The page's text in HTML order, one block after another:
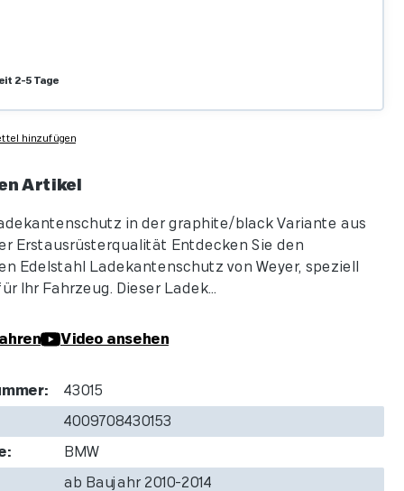
2-5 Tage
hinzufügen
Artikel
in der graphite/black Variante aus
Erstausrüsterqualität Entdecken Sie den
Edelstahl Ladekantenschutz von Weyer, speziell
Ihr Fahrzeug. Dieser Ladek...
Video ansehen
43015
4009708430153
BMW
ab Baujahr 2010-2014